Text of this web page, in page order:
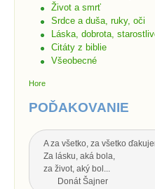
Život a smrť
Srdce a duša, ruky, oči
Láska, dobrota,
Citáty z biblie
Všeobecné
Hore
POĎAKOVANIE
A za všetko, za všetko
Za lásku, aká bola,
za život, aký bol...
Donát Šajner